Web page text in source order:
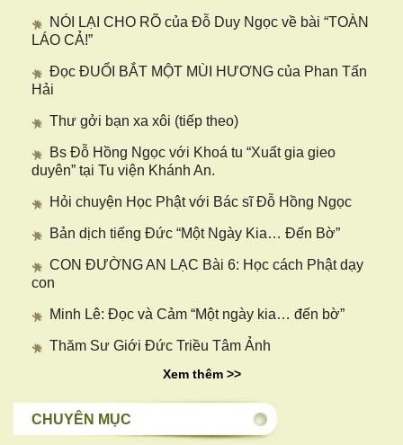
NÓI LẠI CHO RÕ của Đỗ Duy Ngọc về bài “TOÀN
LÁO CẢ!”
Đọc ĐUỔI BẮT MỘT MÙI HƯƠNG của Phan Tấn
Hải
Thư gởi bạn xa xôi (tiếp theo)
Bs Đỗ Hồng Ngọc với Khoá tu “Xuất gia gieo
duyên” tại Tu viện Khánh An.
Hỏi chuyện Học Phật với Bác sĩ Đỗ Hồng Ngọc
Bản dịch tiếng Đức “Một Ngày Kia… Đến Bờ”
CON ĐƯỜNG AN LẠC Bài 6: Học cách Phật dạy
con
Minh Lê: Đọc và Cảm “Một ngày kia… đến bờ”
Thăm Sư Giới Đức Triều Tâm Ảnh
Xem thêm >>
CHUYÊN MỤC